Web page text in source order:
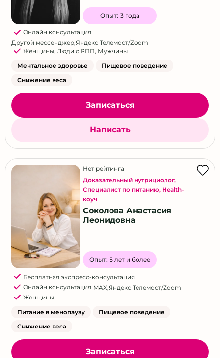
Опыт: 3 года
Онлайн консультация
Другой мессенджер,Яндекс Телемост/Zoom
Женщины, Люди с РПП, Мужчины
Ментальное здоровье
Пищевое поведение
Снижение веса
Записаться
Написать
Нет рейтинга
Доказательный нутрициолог,
Специалист по питанию, Health-
коуч
Соколова Анастасия
Леонидовна
Опыт: 5 лет и более
Бесплатная экспресс-консультация
Онлайн консультация MAX,Яндекс Телемост/Zoom
Женщины
Питание в менопаузу
Пищевое поведение
Снижение веса
Записаться